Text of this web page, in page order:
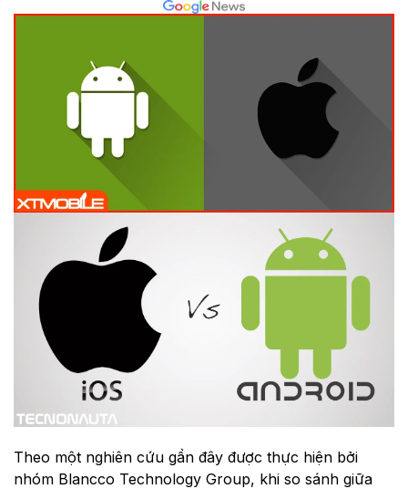
Theo một nghiên cứu gần đây được thực hiện bởi
nhóm Blancco Technology Group, khi so sánh giữa